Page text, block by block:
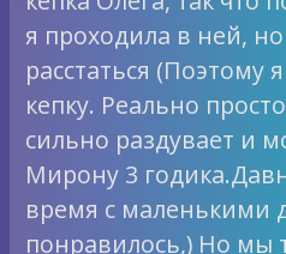
я проходила в ней,
расстаться (Поэтому
кепку. Реально
сильно раздувает и
Мирону 3
время с маленькими
понравилось,) Но мы